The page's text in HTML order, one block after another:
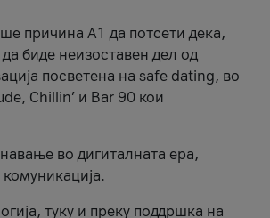
причина А1 да потсети дека,
биде неизоставен дел од
посветена на safe dating, во
Chillin’ и Bar 90 кои
во дигиталната ера,
туку и преку поддршка на